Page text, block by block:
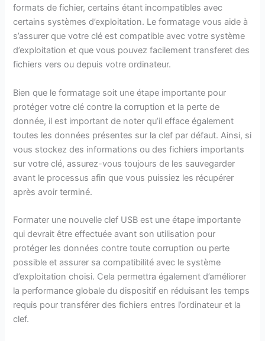
formats de fichier, certains étant incompatibles avec
certains systèmes d’exploitation. Le formatage vous aide à
s’assurer que votre clé est compatible avec votre système
d’exploitation et que vous pouvez facilement transferet des
fichiers vers ou depuis votre ordinateur.
Bien que le formatage soit une étape importante pour
protéger votre clé contre la corruption et la perte de
donnée, il est important de noter qu’il efface également
toutes les données présentes sur la clef par défaut. Ainsi, si
vous stockez des informations ou des fichiers importants
sur votre clé, assurez-vous toujours de les sauvegarder
avant le processus afin que vous puissiez les récupérer
après avoir terminé.
Formater une nouvelle clef USB est une étape importante
qui devrait être effectuée avant son utilisation pour
protéger les données contre toute corruption ou perte
possible et assurer sa compatibilité avec le système
d’exploitation choisi. Cela permettra également d’améliorer
la performance globale du dispositif en réduisant les temps
requis pour transférer des fichiers entres l’ordinateur et la
clef.